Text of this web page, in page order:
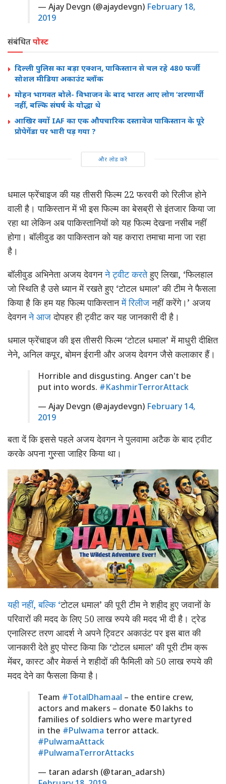
— Ajay Devgn (@ajaydevgn) February 18,
2019
संबंधितपोस्ट
दिल्ली पुलिस का बड़ा एक्शन, पाकिस्तान से चल रहे 480 फर्जी
सोशल मीडिया अकाउंट ब्लॉक
मोहन भागवत बोले- विभाजन के बाद भारत आए लोग ‘शरणार्थी’
नहीं, बल्कि संघर्ष के योद्धा थे
आखिर क्यों IAF का एक औपचारिक दस्तावेज पाकिस्तान के पूरे
प्रोपेगेंडा पर भारी पड़ गया ?
और लोड करें
धमाल फ्रेंचाइज की यह तीसरी फिल्म 22 फरवरी को रिलीज होने
वाली है। पाकिस्तान में भी इस फिल्म का बेसब्री से इंतजार किया जा
रहा था लेकिन अब पाकिस्तानियों को यह फिल्म देखना नसीब नहीं
होगा। बॉलीवुड का पाकिस्तान को यह करारा तमाचा माना जा रहा
है।
बॉलीवुड अभिनेता अजय देवगनने ट्वीट करतेहुए लिखा, ‘फिलहाल
जो स्थिति है उसे ध्यान में रखते हुए ‘टोटल धमाल’ की टीम ने फैसला
किया है कि हम यह फिल्म पाकिस्तानमें रिलीजनहीं करेंगे।’ अजय
देवगनने आजदोपहर ही ट्वीट कर यह जानकारी दी है।
धमाल फ्रेंचाइज की इस तीसरी फिल्म ‘टोटल धमाल’ में माधुरी दीक्षित
नेने, अनिल कपूर, बोमन ईरानी और अजय देवगन जैसे कलाकार हैं।
Horrible and disgusting. Anger can't be
put into words. #KashmirTerrorAttack
— Ajay Devgn (@ajaydevgn) February 14,
2019
बता दें कि इससे पहले अजय देवगन ने पुलवामा अटैक के बाद ट्वीट
करके अपना गु्स्सा जाहिर किया था।
यही नहीं, बल्कि ‘टोटल धमाल’ की पूरी टीम ने शहीद हुए जवानों के
परिवारों की मदद के लिए 50 लाख रुपये की मदद भी दी है। ट्रेड
एनालिस्ट तरण आदर्श ने अपने ट्विटर अकाउंट पर इस बात की
जानकारी देते हुए पोस्ट किया कि ‘टोटल धमाल’ की पूरी टीम क्रू
मेंबर, कास्ट और मेकर्स ने शहीदों की फैमिली को 50 लाख रुपये की
मदद देने का फैसला किया है।
Team #TotalDhamaal – the entire crew,
actors and makers – donate ₹ 50 lakhs to
families of soldiers who were martyred
in the #Pulwama terror attack.
#PulwamaAttack
#PulwamaTerrorAttacks
— taran adarsh (@taran_adarsh)